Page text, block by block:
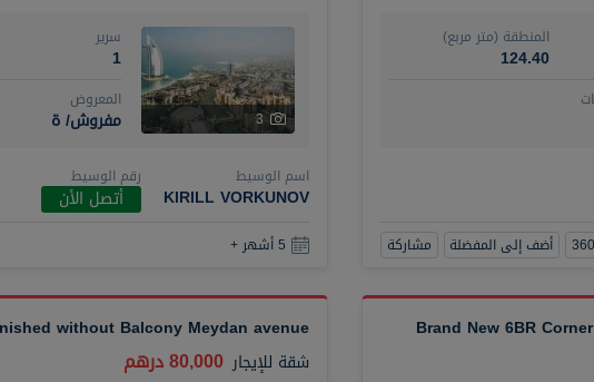
المنطقة (متر مربع)
124.40
أضف إلى المفضلة مشاركة
3
سرير
1
المعروض
مفروش/ ة
اسم الوسيط
KIRILL VORKUNOV
رقم الوسيط
أتصل الأن
5 أشهر +
Brand New 6BR
without Balcony Meydan avenue
شقة للإيجار 80,000 درهم